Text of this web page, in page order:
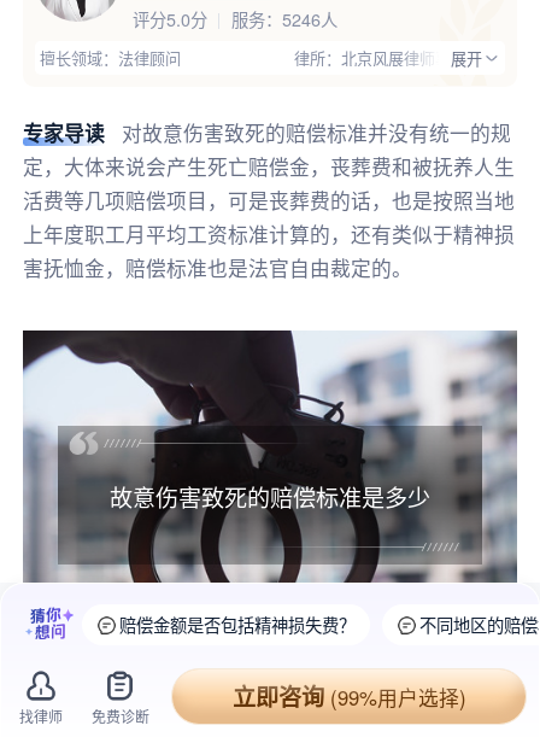
评分5.0分 服务： 5246人
擅长领域：法律顾问
律所：北京风展律师事务所
展开
专家导读
对故意伤害致死的赔偿标准并没有统一的规
定，大体来说会产生死亡赔偿金，丧葬费和被抚养人生
活费等几项赔偿项目，可是丧葬费的话，也是按照当地
上年度职工月平均工资标准计算的，还有类似于精神损
害抚恤金，赔偿标准也是法官自由裁定的。
故意伤害致死的赔偿标准是多少
一、故意伤害致死的赔偿标准是多少?
赔偿金额是否包括精神损失费？ 不同地区的赔
找律师 免费诊断
立即咨询(99%用户选择)